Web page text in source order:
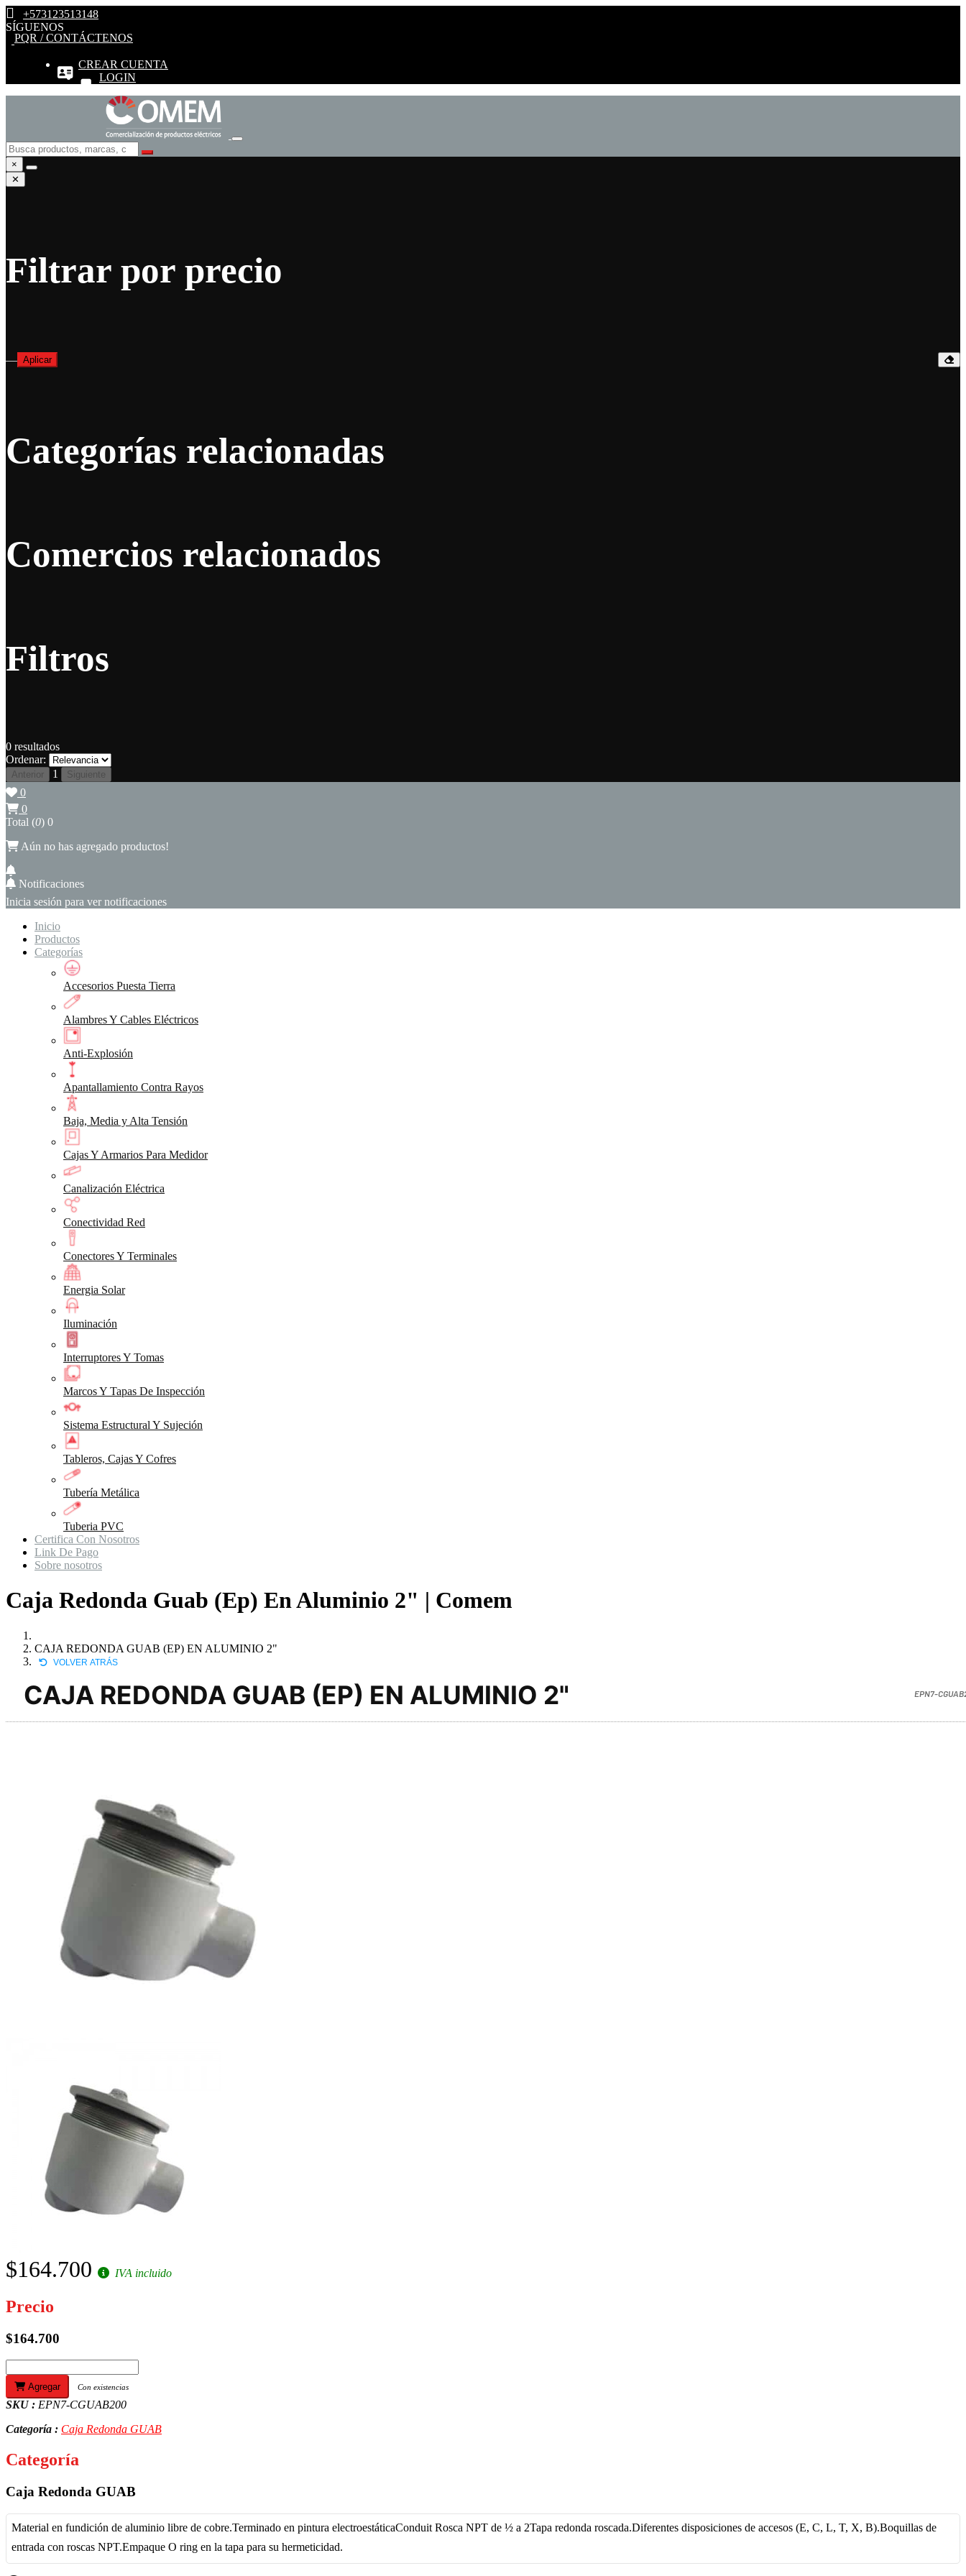
+573123513148
SÍGUENOS
PQR / CONTÁCTENOS
CREAR CUENTA
LOGIN
×
✕
Filtrar por precio
— Aplicar
Categorías relacionadas
Comercios relacionados
Filtros
0 resultados
Ordenar:
Anterior 1 Siguiente
0
0
Total (0) 0
Aún no has agregado productos!
Notificaciones
Inicia sesión para ver notificaciones
Inicio
Productos
Categorías
Accesorios Puesta Tierra
Alambres Y Cables Eléctricos
Anti-Explosión
Apantallamiento Contra Rayos
Baja, Media y Alta Tensión
Cajas Y Armarios Para Medidor
Canalización Eléctrica
Conectividad Red
Conectores Y Terminales
Energia Solar
Iluminación
Interruptores Y Tomas
Marcos Y Tapas De Inspección
Sistema Estructural Y Sujeción
Tableros, Cajas Y Cofres
Tubería Metálica
Tuberia PVC
Certifica Con Nosotros
Link De Pago
Sobre nosotros
Caja Redonda Guab (Ep) En Aluminio 2" | Comem
CAJA REDONDA GUAB (EP) EN ALUMINIO 2"
VOLVER ATRÁS
CAJA REDONDA GUAB (EP) EN ALUMINIO 2" EPN7-
$164.700 IVA incluido
Precio
$164.700
Agregar Con existencias
SKU : EPN7-CGUAB200
Categoría : Caja Redonda GUAB
Categoría
Caja Redonda GUAB
Material en fundición de aluminio libre de cobre.Terminado en pintura electroestáticaConduit Rosca NPT de ½ a 2Tapa redonda roscada.Diferentes disposiciones de accesos (E, C, L, T, X, B).Boquillas de
entrada con roscas NPT.Empaque O ring en la tapa para su hermeticidad.